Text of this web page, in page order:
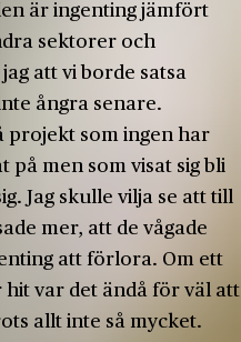
är ingenting jämfört
sektorer och
att vi borde satsa
ångra senare.
projekt som ingen har
på men som visat sig bli
Jag skulle vilja se att till
mer, att de vågade
att förlora. Om ett
var det ändå för väl att
allt inte så mycket.